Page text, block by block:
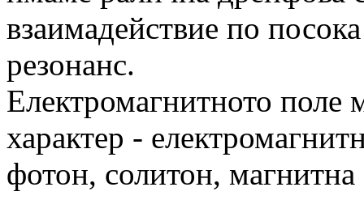
взаимадействие по
резонанс.
Електромагнитното поле
характер -
фотон, солитон,